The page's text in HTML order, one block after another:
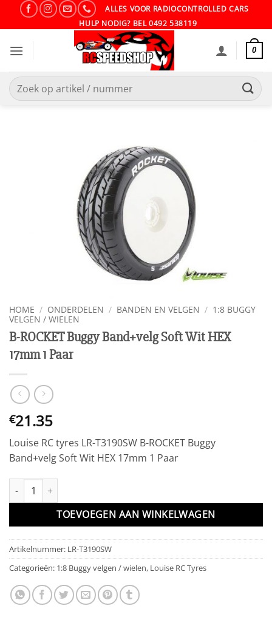
ALLES VOOR RADIOCONTROLLED CARS
HULP NODIG? BEL 0492 538119
0
Zoeken
naar:
HOME / ONDERDELEN / BANDEN EN VELGEN / 1:8 BUGGY
VELGEN / WIELEN
B-ROCKET Buggy Band+velg Soft Wit HEX
17mm 1 Paar
€21.35
Louise RC tyres LR-T3190SW B-ROCKET Buggy
Band+velg Soft Wit HEX 17mm 1 Paar
B-ROCKET Buggy Band+velg Soft Wit HEX 17mm 1 Paar aantal
TOEVOEGEN AAN WINKELWAGEN
Artikelnummer: LR-T3190SW
Categorieën: 1:8 Buggy velgen / wielen, Louise RC Tyres